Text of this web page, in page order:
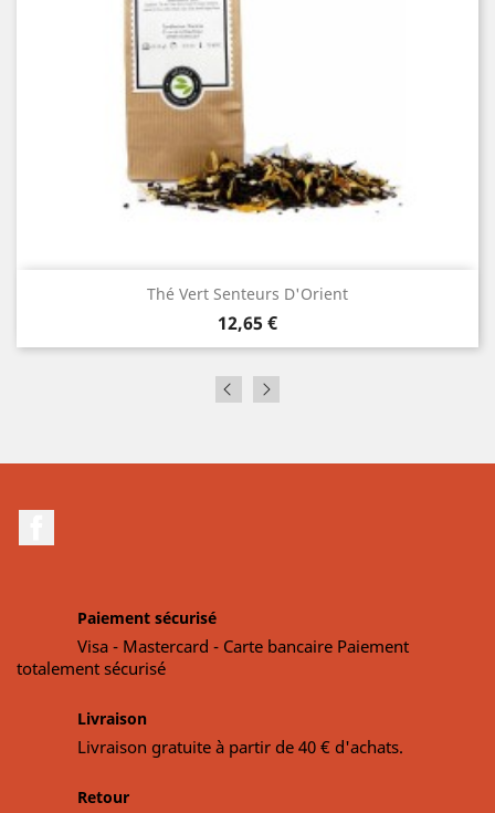
Thé Vert Senteurs D'Orient
Prix
12,65 €
Paiement sécurisé
Visa - Mastercard - Carte bancaire Paiement
totalement sécurisé
Livraison
Livraison gratuite à partir de 40 € d'achats.
Retour